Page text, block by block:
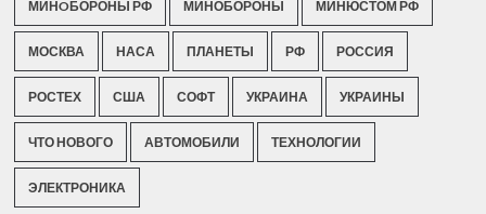
МИНOБОРОНЫ РФ МИНОБОРОНЫ МИНЮСТОМ РФ
МОСКВА НАСА ПЛАНЕТЫ РФ РОССИЯ
РОСТЕХ США СОФТ УКРАИНА УКРАИНЫ
ЧТО НОВОГО АВТОМОБИЛИ ТЕХНОЛОГИИ
ЭЛЕКТРОНИКА